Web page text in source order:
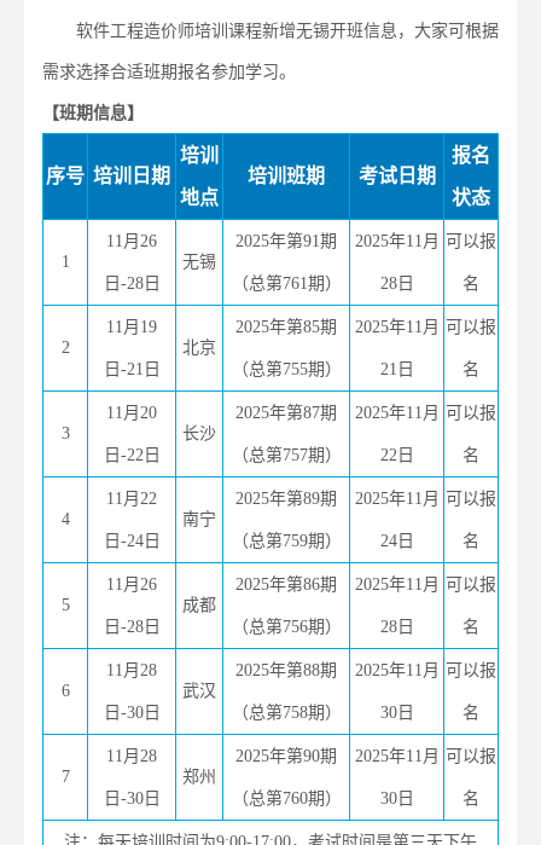
软件工程造价师培训课程新增无锡开班信息，大家可根据
需求选择合适班期报名参加学习。
【班期信息】
序号 培训日期
培训
地点
培训班期 考试日期
报名
状态
1
11月26
日-28日
无锡
2025年第91期
（总第761期）
2025年11月
28日
可以报
名
2
11月19
日-21日
北京
2025年第85期
（总第755期）
2025年11月
21日
可以报
名
3
11月20
日-22日
长沙
2025年第87期
（总第757期）
2025年11月
22日
可以报
名
4
11月22
日-24日
南宁
2025年第89期
（总第759期）
2025年11月
24日
可以报
名
5
11月26
日-28日
成都
2025年第86期
（总第756期）
2025年11月
28日
可以报
名
6
11月28
日-30日
武汉
2025年第88期
（总第758期）
2025年11月
30日
可以报
名
7
11月28
日-30日
郑州
2025年第90期
（总第760期）
2025年11月
30日
可以报
名